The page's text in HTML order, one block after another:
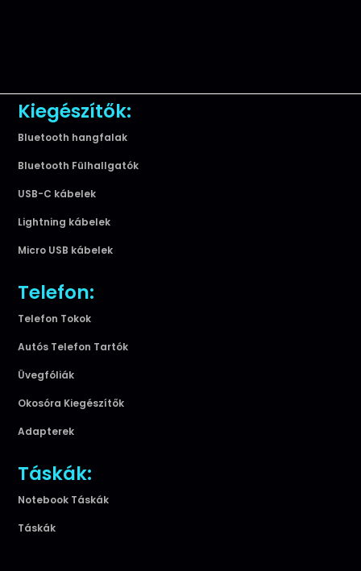
Kiegészítők:
Bluetooth hangfalak
Bluetooth Fülhallgatók
USB-C kábelek
Lightning kábelek
Micro USB kábelek
Telefon:
Telefon Tokok
Autós Telefon Tartók
Üvegfóliák
Okosóra Kiegészítők
Adapterek
Táskák:
Notebook Táskák
Táskák